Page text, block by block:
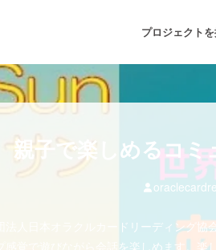
プロジェクト
人気のプロジェクト
ゲーム・サービス
親子で楽しめるコミ
法人日本オラクルカードリーディング
感覚で遊びながら会話を楽しめます。楽